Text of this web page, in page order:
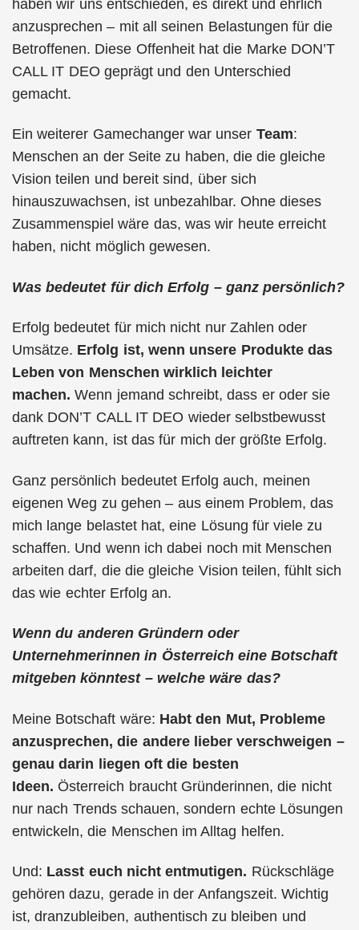
haben wir uns entschieden, es direkt und ehrlich
anzusprechen – mit all seinen Belastungen für die
Betroffenen. Diese Offenheit hat die Marke DON’T
CALL IT DEO geprägt und den Unterschied
gemacht.
Ein weiterer Gamechanger war unser Team:
Menschen an der Seite zu haben, die die gleiche
Vision teilen und bereit sind, über sich
hinauszuwachsen, ist unbezahlbar. Ohne dieses
Zusammenspiel wäre das, was wir heute erreicht
haben, nicht möglich gewesen.
Was bedeutet für dich Erfolg – ganz persönlich?
Erfolg bedeutet für mich nicht nur Zahlen oder
Umsätze. Erfolg ist, wenn unsere Produkte das
Leben von Menschen wirklich leichter
machen. Wenn jemand schreibt, dass er oder sie
dank DON’T CALL IT DEO wieder selbstbewusst
auftreten kann, ist das für mich der größte Erfolg.
Ganz persönlich bedeutet Erfolg auch, meinen
eigenen Weg zu gehen – aus einem Problem, das
mich lange belastet hat, eine Lösung für viele zu
schaffen. Und wenn ich dabei noch mit Menschen
arbeiten darf, die die gleiche Vision teilen, fühlt sich
das wie echter Erfolg an.
Wenn du anderen Gründern oder
Unternehmerinnen in Österreich eine Botschaft
mitgeben könntest – welche wäre das?
Meine Botschaft wäre: Habt den Mut, Probleme
anzusprechen, die andere lieber verschweigen –
genau darin liegen oft die besten
Ideen. Österreich braucht Gründerinnen, die nicht
nur nach Trends schauen, sondern echte Lösungen
entwickeln, die Menschen im Alltag helfen.
Und: Lasst euch nicht entmutigen. Rückschläge
gehören dazu, gerade in der Anfangszeit. Wichtig
ist, dranzubleiben, authentisch zu bleiben und